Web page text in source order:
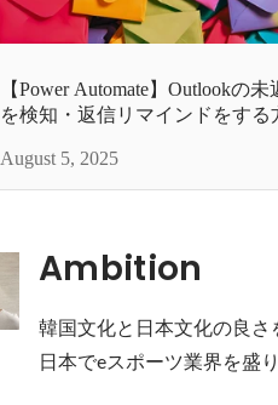
【Power Automate】Outlookの
を検知・返信リマインドをする
August 5, 2025
Ambition
韓国文化と日本文化の良さ